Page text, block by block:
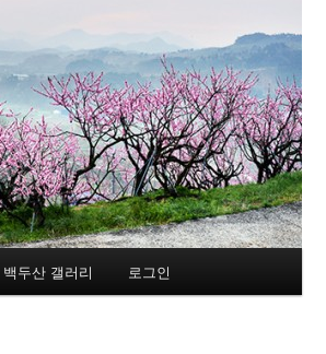
백두산 갤러리 로그인